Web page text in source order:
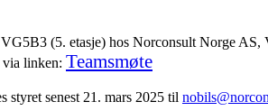
(5. etasje) hos Norconsult Norge AS,
via linken: Teamsmøte
styret senest 21. mars 2025 til